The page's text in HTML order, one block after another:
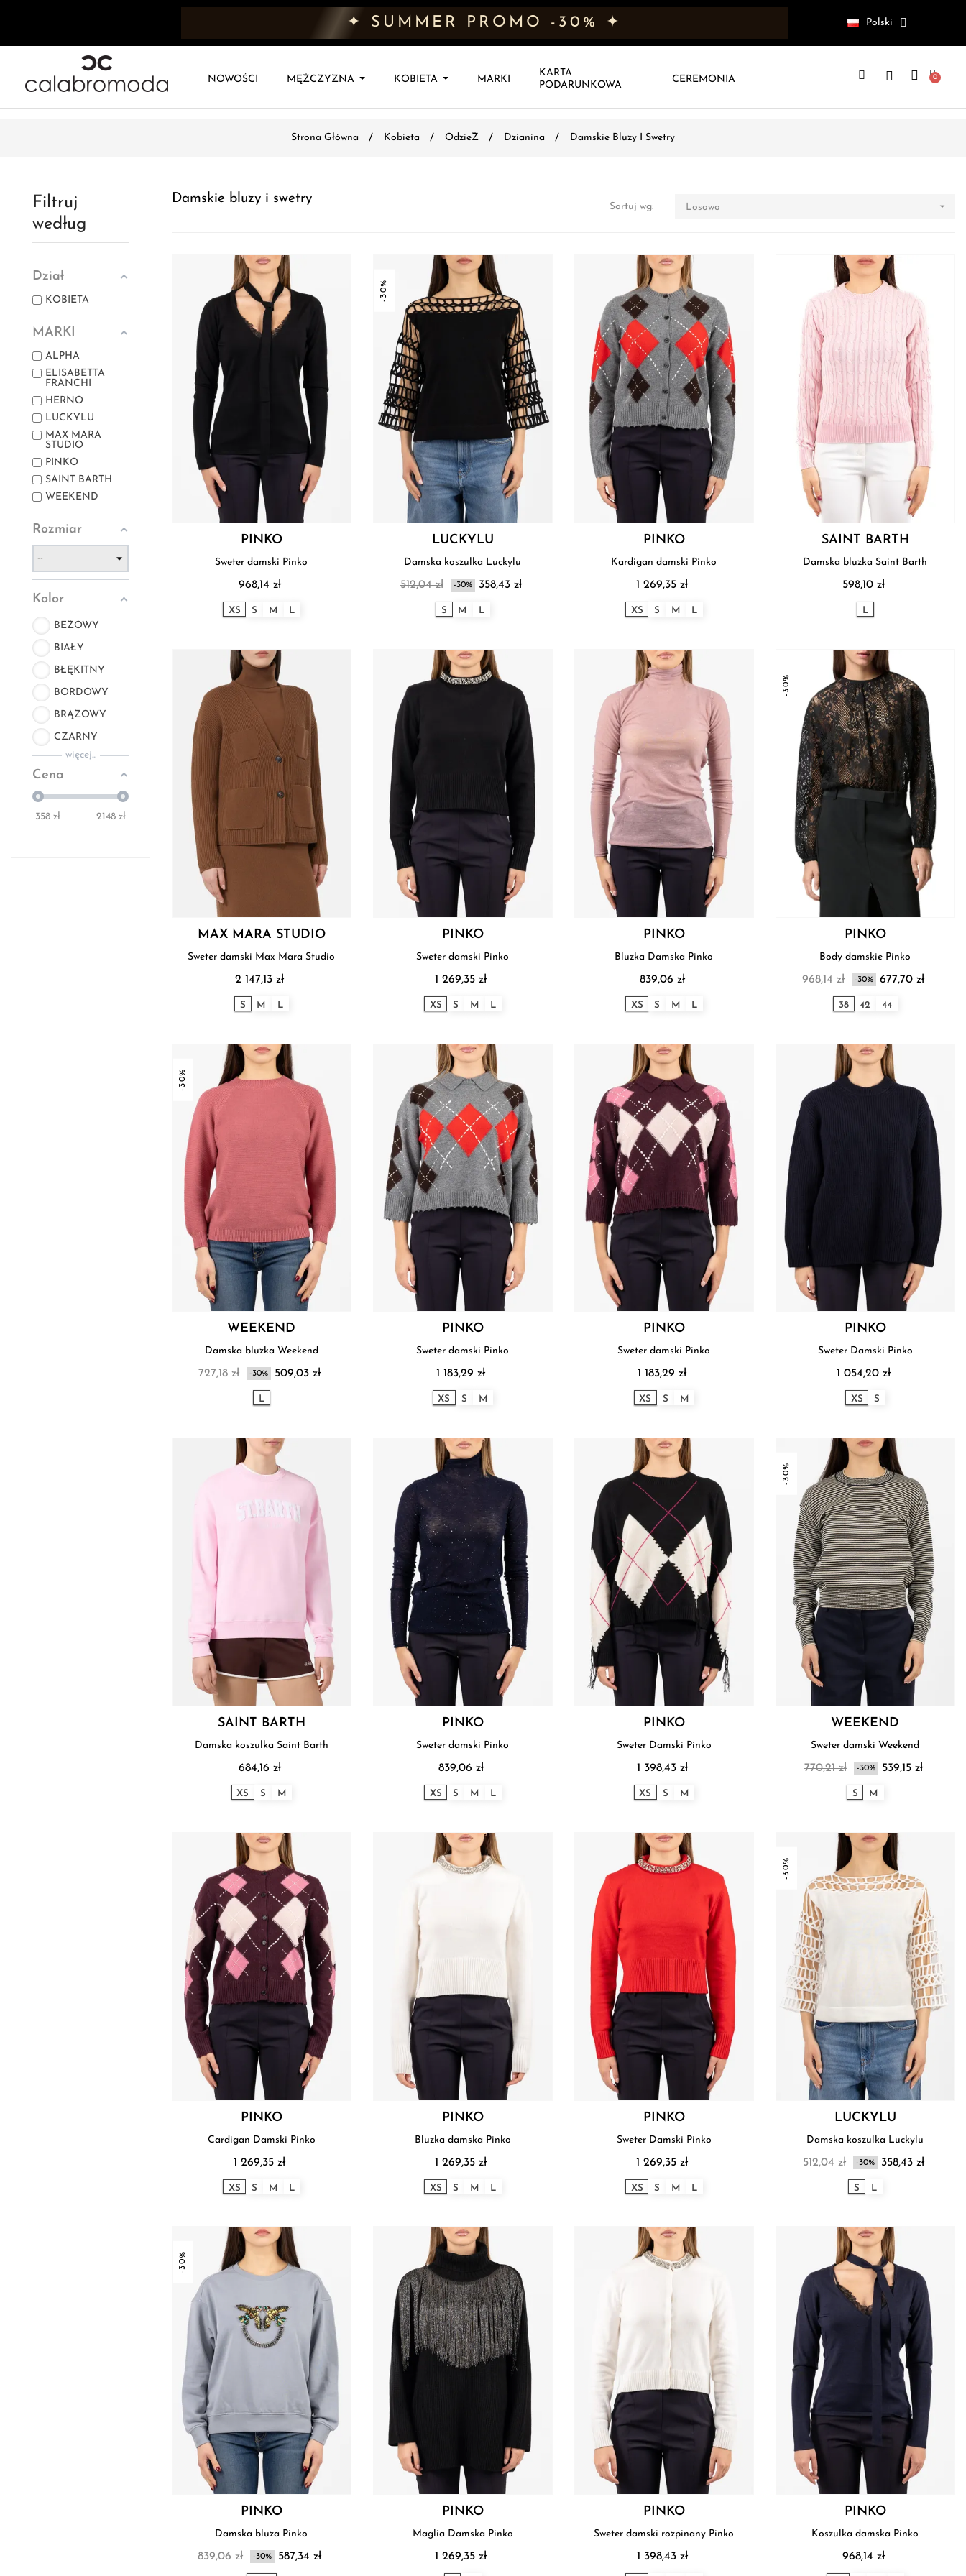
✦ SUMMER PROMO -30% ✦ Polski
NOWOŚCI MĘŻCZYZNA KOBIETA MARKI
KARTA
PODARUNKOWA
CEREMONIA
Strona Główna Kobieta OdzieŻ Dzianina Damskie Bluzy I Swetry
Filtruj
według
Dział
KOBIETA
MARKI
ALPHA
ELISABETTA
FRANCHI
HERNO
LUCKYLU
MAX MARA
STUDIO
PINKO
SAINT BARTH
WEEKEND
Rozmiar
Kolor
BEŻOWY
BIAŁY
BŁĘKITNY
BORDOWY
BRĄZOWY
CZARNY
więcej...
Cena
358 zł 2148 zł
Damskie bluzy i swetry
Sortuj wg: Losowo 
PINKO
Sweter damski Pinko
968,14 zł
XS S M L
-30%
LUCKYLU
Damska koszulka Luckylu
512,04 zł -30% 358,43 zł
S M L
PINKO
Kardigan damski Pinko
1 269,35 zł
XS S M L
SAINT BARTH
Damska bluzka Saint Barth
598,10 zł
L
MAX MARA STUDIO
Sweter damski Max Mara Studio
2 147,13 zł
S M L
PINKO
Sweter damski Pinko
1 269,35 zł
XS S M L
PINKO
Bluzka Damska Pinko
839,06 zł
XS S M L
-30%
PINKO
Body damskie Pinko
968,14 zł -30% 677,70 zł
38 42 44
-30%
WEEKEND
Damska bluzka Weekend
727,18 zł -30% 509,03 zł
L
PINKO
Sweter damski Pinko
1 183,29 zł
XS S M
PINKO
Sweter damski Pinko
1 183,29 zł
XS S M
PINKO
Sweter Damski Pinko
1 054,20 zł
XS S
SAINT BARTH
Damska koszulka Saint Barth
684,16 zł
XS S M
PINKO
Sweter damski Pinko
839,06 zł
XS S M L
PINKO
Sweter Damski Pinko
1 398,43 zł
XS S M
-30%
WEEKEND
Sweter damski Weekend
770,21 zł -30% 539,15 zł
S M
PINKO
Cardigan Damski Pinko
1 269,35 zł
XS S M L
PINKO
Bluzka damska Pinko
1 269,35 zł
XS S M L
PINKO
Sweter Damski Pinko
1 269,35 zł
XS S M L
-30%
LUCKYLU
Damska koszulka Luckylu
512,04 zł -30% 358,43 zł
S L
-30%
PINKO
Damska bluza Pinko
839,06 zł -30% 587,34 zł
PINKO
Maglia Damska Pinko
1 269,35 zł
PINKO
Sweter damski rozpinany Pinko
1 398,43 zł
PINKO
Koszulka damska Pinko
968,14 zł